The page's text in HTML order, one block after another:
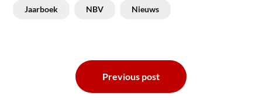
Jaarboek NBV Nieuws
Previous post